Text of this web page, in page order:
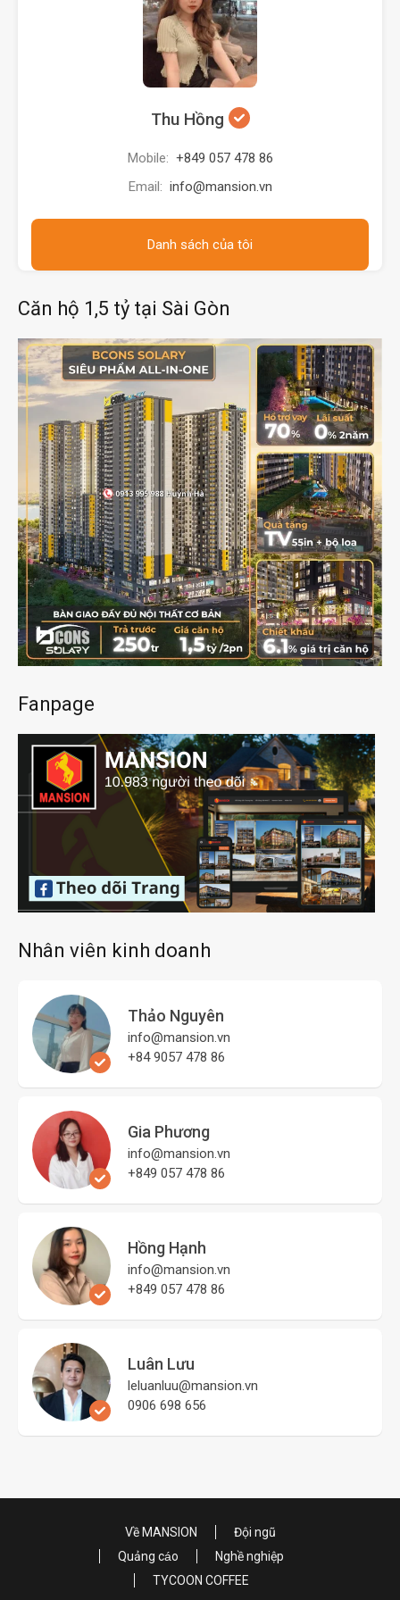
Thu Hồng
Mobile: +849 057 478 86
Email: info@mansion.vn
Danh sách của tôi
Căn hộ 1,5 tỷ tại Sài Gòn
Fanpage
Nhân viên kinh doanh
Thảo Nguyên
info@mansion.vn
+84 9057 478 86
Gia Phương
info@mansion.vn
+849 057 478 86
Hồng Hạnh
info@mansion.vn
+849 057 478 86
Luân Lưu
leluanluu@mansion.vn
0906 698 656
Về MANSION
Đội ngũ
Quảng cáo
Nghề nghiệp
TYCOON COFFEE